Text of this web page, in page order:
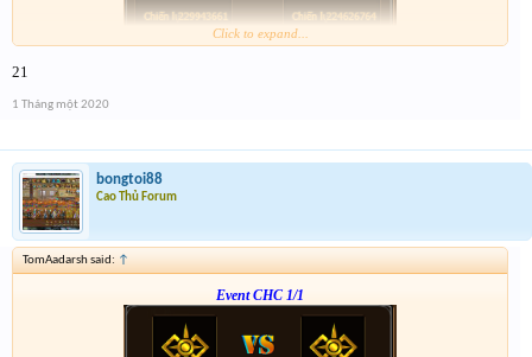
Click to expand...
21
1 Tháng một 2020
bongtoi88
Cao Thủ Forum
TomAadarsh said: ↑
Event CHC 1/1